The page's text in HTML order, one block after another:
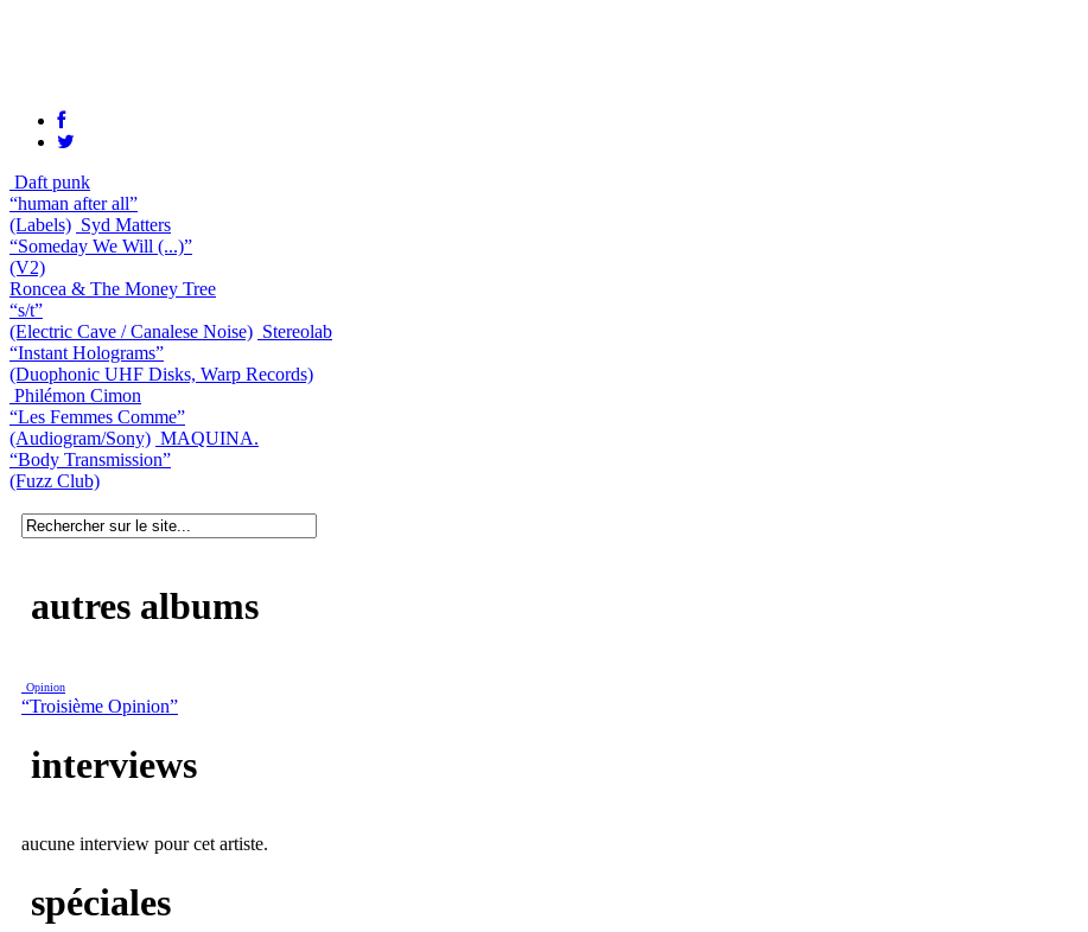
Daft punk
“human after all”
(Labels) Syd Matters
“Someday We Will (...)”
(V2)
Roncea & The Money Tree
“s/t”
(Electric Cave / Canalese Noise) Stereolab
“Instant Holograms”
(Duophonic UHF Disks, Warp Records)
Philémon Cimon
“Les Femmes Comme”
(Audiogram/Sony) MAQUINA.
“Body Transmission”
(Fuzz Club)
autres albums
Opinion
“Troisième Opinion”
interviews
aucune interview pour cet artiste.
spéciales